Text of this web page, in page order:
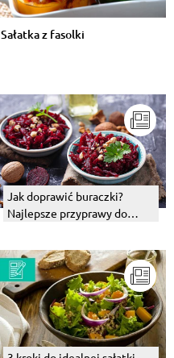
Sałatka z fasolki
Jak doprawić buraczki?
Najlepsze przyprawy do
zimno